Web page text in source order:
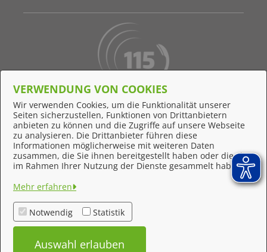
Behördennummer 115
Online-Support
Feedback
Impressum
Datenschutzerklärung
Kontakt
VERWENDUNG VON COOKIES
Wir verwenden Cookies, um die Funktionalität unserer
Seiten sicherzustellen, Funktionen von Drittanbietern
anbieten zu können und die Zugriffe auf unsere Webseite
zu analysieren. Die Drittanbieter führen diese
Informationen möglicherweise mit weiteren Daten
zusammen, die Sie ihnen bereitgestellt haben oder die sie
im Rahmen Ihrer Nutzung der Dienste gesammelt haben.
Mehr erfahren
Notwendig Statistik
Auswahl erlauben